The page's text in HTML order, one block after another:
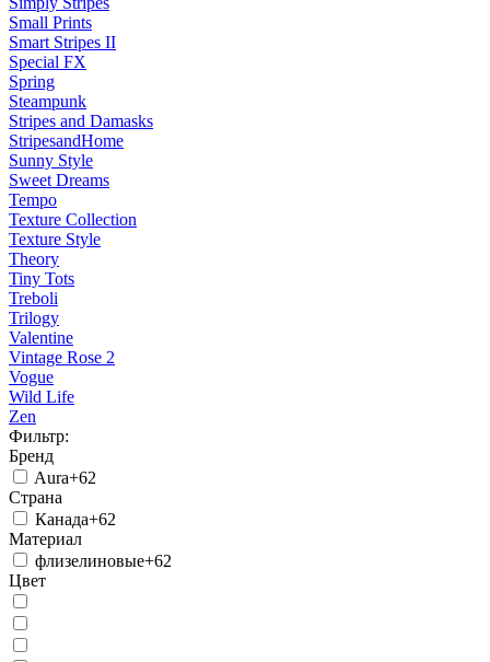
Small Prints
Smart Stripes II
Special FX
Spring
Steampunk
Stripes and Damasks
StripesandHome
Sunny Style
Sweet Dreams
Tempo
Texture Collection
Texture Style
Theory
Tiny Tots
Treboli
Trilogy
Valentine
Vintage Rose 2
Vogue
Wild Life
Zen
Фильтр:
Бренд
Aura+62
Страна
Канада+62
Материал
флизелиновые+62
Цвет